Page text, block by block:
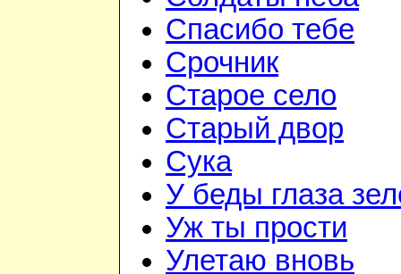
Спасибо тебе
Срочник
Старое село
Старый двор
Сука
У беды глаза
Уж ты прости
Улетаю вновь